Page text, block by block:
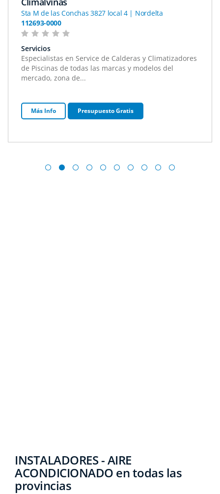
Sta M de las Conchas 3827 local 4 | Nordelta
112693-0000
Servicios
Especialistas en Service de Calderas y Climatizadores
de Piscinas de todas las marcas y modelos del
mercado, zona de...
Más Info Presupuesto Gratis
INSTALADORES - AIRE
ACONDICIONADO en todas las
provincias